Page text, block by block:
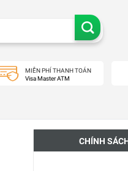
MIỄN PHÍ THANH TOÁN
Visa Master ATM
CHÍNH